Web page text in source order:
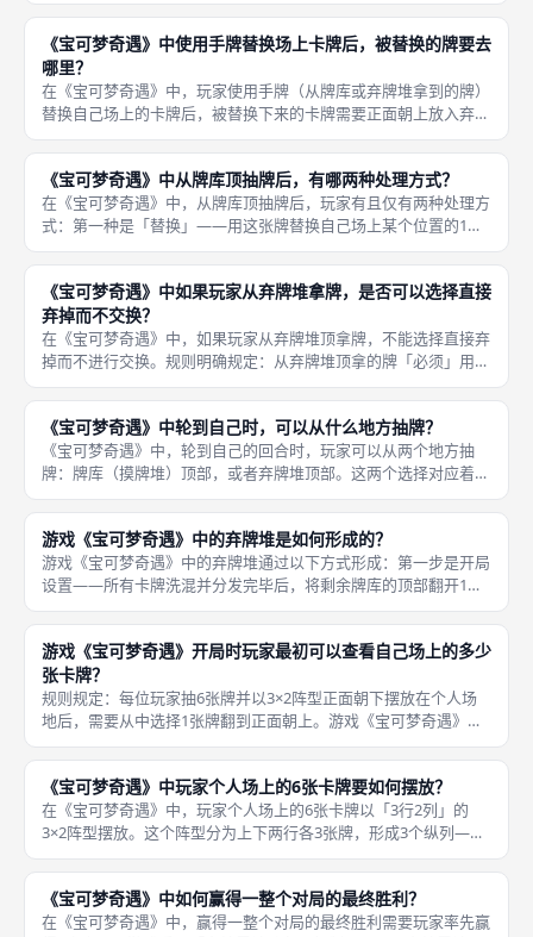
味着你放弃了这张暗牌原先占据的位置，并且你拿出来的新牌会占
据这个位
《宝可梦奇遇》中使用手牌替换场上卡牌后，被替换的牌要去
哪里？
在《宝可梦奇遇》中，玩家使用手牌（从牌库或弃牌堆拿到的牌）
替换自己场上的卡牌后，被替换下来的卡牌需要正面朝上放入弃牌
堆顶部。这里有两点需要注意：首先，无论被替换的牌原本是正面
朝上还是正面朝下，在放入弃牌堆之前都必须翻到正面朝上。 其
次，被放
《宝可梦奇遇》中从牌库顶抽牌后，有哪两种处理方式？
在《宝可梦奇遇》中，从牌库顶抽牌后，玩家有且仅有两种处理方
式：第一种是「替换」——用这张牌替换自己场上某个位置的1张
牌，被替换的牌放入弃牌堆顶部。只要进行了替换，新放入的牌就
要翻到正面朝上（如果替换的是暗牌，被替换的牌也需要先翻到正
面再弃掉
《宝可梦奇遇》中如果玩家从弃牌堆拿牌，是否可以选择直接
弃掉而不交换？
在《宝可梦奇遇》中，如果玩家从弃牌堆顶拿牌，不能选择直接弃
掉而不进行交换。规则明确规定：从弃牌堆顶拿的牌「必须」用于
替换自己场上的1张牌。这意味着你无法将弃牌堆顶的牌仅仅作为
一次「侦查」后就放弃——你必须承受这次替换的后果，不管这对
你的阵型
《宝可梦奇遇》中轮到自己时，可以从什么地方抽牌？
《宝可梦奇遇》中，轮到自己的回合时，玩家可以从两个地方抽
牌：牌库（摸牌堆）顶部，或者弃牌堆顶部。这两个选择对应着不
同的后续操作规则，构成了游戏的核心决策点。 具体来说：如果
从牌库顶抽牌，玩家拿到这张牌后有两种选择——用它替换自己场
上的1张牌
游戏《宝可梦奇遇》中的弃牌堆是如何形成的？
游戏《宝可梦奇遇》中的弃牌堆通过以下方式形成：第一步是开局
设置——所有卡牌洗混并分发完毕后，将剩余牌库的顶部翻开1张
牌，正面朝上放在桌面上，作为弃牌堆的初始牌。第二步是玩家的
回合操作——每次玩家用抽到的牌替换自己场上的一张牌时，被替
换掉的牌
游戏《宝可梦奇遇》开局时玩家最初可以查看自己场上的多少
张卡牌？
规则规定：每位玩家抽6张牌并以3×2阵型正面朝下摆放在个人场
地后，需要从中选择1张牌翻到正面朝上。游戏《宝可梦奇遇》开
局时，每个玩家只能查看自己场上的1张卡牌。 其余5张牌继续保
持正面朝下的状态，并且在开局阶段——这些暗牌对玩家本人也是
未知
《宝可梦奇遇》中玩家个人场上的6张卡牌要如何摆放？
在《宝可梦奇遇》中，玩家个人场上的6张卡牌以「3行2列」的
3×2阵型摆放。这个阵型分为上下两行各3张牌，形成3个纵列——
每一列由上下两张牌组成。 之后，随着游戏的进行，每次玩家用
新牌替换旧牌时，新放入的牌必须翻到正面朝上；如果替换掉的是
正面
《宝可梦奇遇》中如何赢得一整个对局的最终胜利？
在《宝可梦奇遇》中，赢得一整个对局的最终胜利需要玩家率先赢